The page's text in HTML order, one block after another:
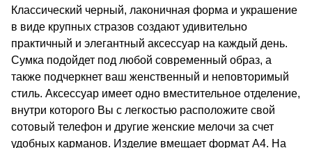
Классический черный, лаконичная форма и украшение
в виде крупных стразов создают удивительно
практичный и элегантный аксессуар на каждый день.
Сумка подойдет под любой современный образ, а
также подчеркнет ваш женственный и неповторимый
стиль. Аксессуар имеет одно вместительное отделение,
внутри которого Вы с легкостью расположите свой
сотовый телефон и другие женские мелочи за счет
удобных карманов. Изделие вмещает формат A4. На